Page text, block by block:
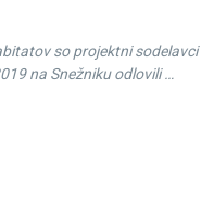
so projektni sodelavci
na Snežniku odlovili …